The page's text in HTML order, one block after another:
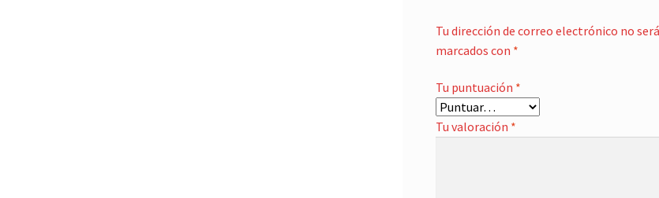
Tu dirección de correo electrónico no
marcados con *
Tu puntuación *
Tu valoración *